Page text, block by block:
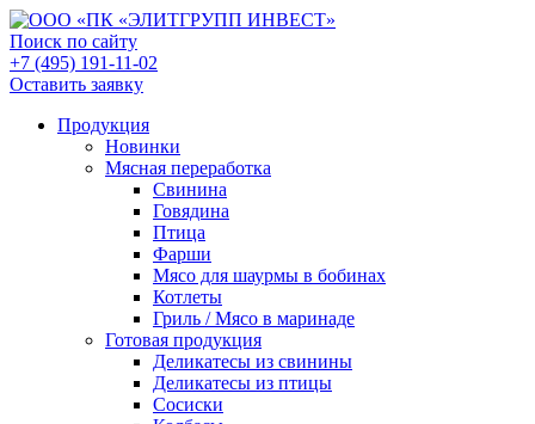
Поиск по сайту
+7 (495) 191-11-02
Оставить заявку
Продукция
Новинки
Мясная переработка
Свинина
Говядина
Птица
Фарши
Мясо для шаурмы в бобинах
Котлеты
Гриль / Мясо в маринаде
Готовая продукция
Деликатесы из свинины
Деликатесы из птицы
Сосиски